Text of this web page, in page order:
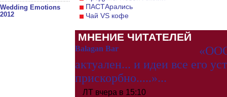
Wedding Emotions
2012
ПАСТАрались
Чай VS кофе
МНЕНИЕ ЧИТАТЕЛЕЙ
Balagan Bar
актуален... и идеи все его
прискорбно.....»...
ЛТ вчера в 15:10